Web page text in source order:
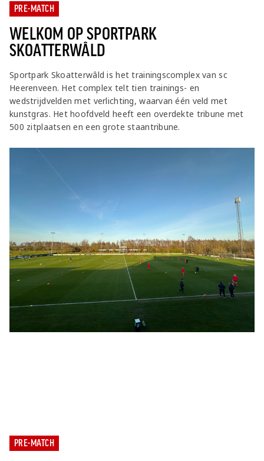
PRE-MATCH
WELKOM OP SPORTPARK
SKOATTERWÂLD
Sportpark Skoatterwâld is het trainingscomplex van sc
Heerenveen. Het complex telt tien trainings- en
wedstrijdvelden met verlichting, waarvan één veld met
kunstgras. Het hoofdveld heeft een overdekte tribune met
500 zitplaatsen en een grote staantribune.
PRE-MATCH